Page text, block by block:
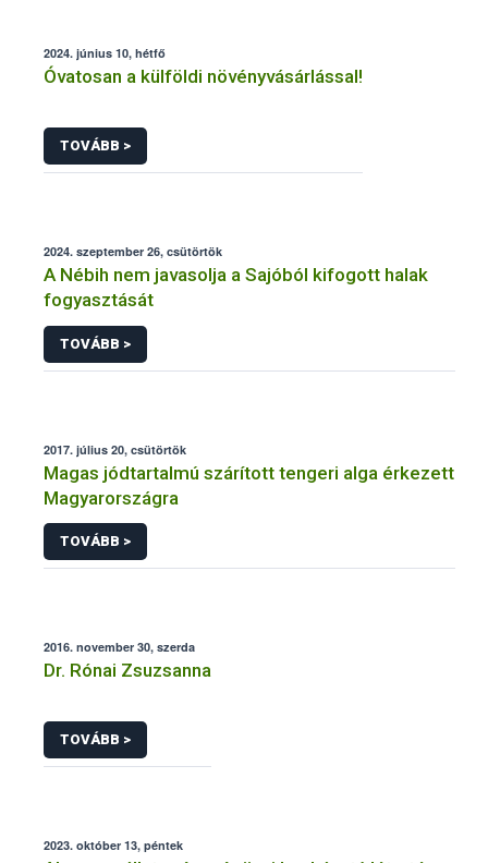
2024. június 10, hétfő
Óvatosan a külföldi növényvásárlással!
TOVÁBB >
2024. szeptember 26, csütörtök
A Nébih nem javasolja a Sajóból kifogott halak
fogyasztását
TOVÁBB >
2017. július 20, csütörtök
Magas jódtartalmú szárított tengeri alga érkezett
Magyarországra
TOVÁBB >
2016. november 30, szerda
Dr. Rónai Zsuzsanna
TOVÁBB >
2023. október 13, péntek